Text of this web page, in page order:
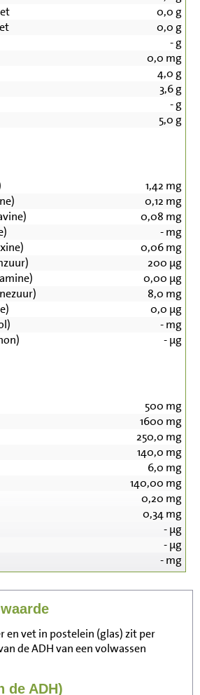
0,0 g
0,0 g
-g
0,0 mg
4,0 g
3,6g
-g
5,0 g
1,42 mg
0,12 mg
0,08 mg
-mg
0,06mg
200 µg
0,00 µg
8,0 mg
0,0 µg
-mg
-µg
500 mg
1600 mg
250,0 mg
140,0 mg
6,0 mg
140,00 mg
0,20 mg
0,34mg
-µg
-µg
-mg
en vet in postelein (glas) zit per
de ADH van een volwassen
de ADH)